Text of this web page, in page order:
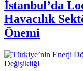
İstanbul’da
Havacılık
Önemi
Değişikliği